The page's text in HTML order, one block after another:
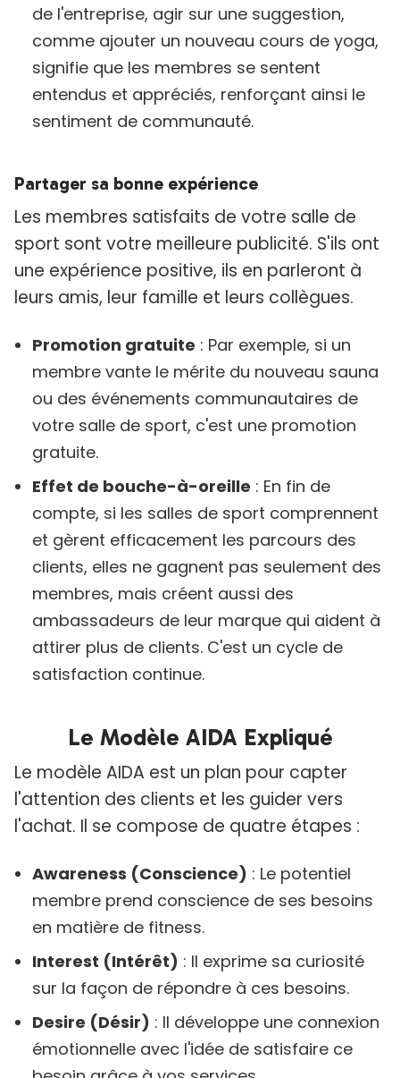
de l'entreprise, agir sur une suggestion,
comme ajouter un nouveau cours de yoga,
signifie que les membres se sentent
entendus et appréciés, renforçant ainsi le
sentiment de communauté.
Partager sa bonne expérience
Les membres satisfaits de votre salle de
sport sont votre meilleure publicité. S'ils ont
une expérience positive, ils en parleront à
leurs amis, leur famille et leurs collègues.
Promotion gratuite : Par exemple, si un
membre vante le mérite du nouveau sauna
ou des événements communautaires de
votre salle de sport, c'est une promotion
gratuite.
Effet de bouche-à-oreille : En fin de
compte, si les salles de sport comprennent
et gèrent efficacement les parcours des
clients, elles ne gagnent pas seulement des
membres, mais créent aussi des
ambassadeurs de leur marque qui aident à
attirer plus de clients. C'est un cycle de
satisfaction continue.
Le Modèle AIDA Expliqué
Le modèle AIDA est un plan pour capter
l'attention des clients et les guider vers
l'achat. Il se compose de quatre étapes :
Awareness (Conscience) : Le potentiel
membre prend conscience de ses besoins
en matière de fitness.
Interest (Intérêt) : Il exprime sa curiosité
sur la façon de répondre à ces besoins.
Desire (Désir) : Il développe une connexion
émotionnelle avec l'idée de satisfaire ce